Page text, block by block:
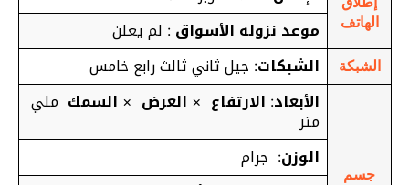
الهاتف
موعد نزوله الأسواق: لم يعلن
الشبكة الشبكات: جيل ثاني ثالث رابع خامس
جسم
الأبعاد: الارتفاع × العرض × السمك ملي
متر
الوزن: جرام